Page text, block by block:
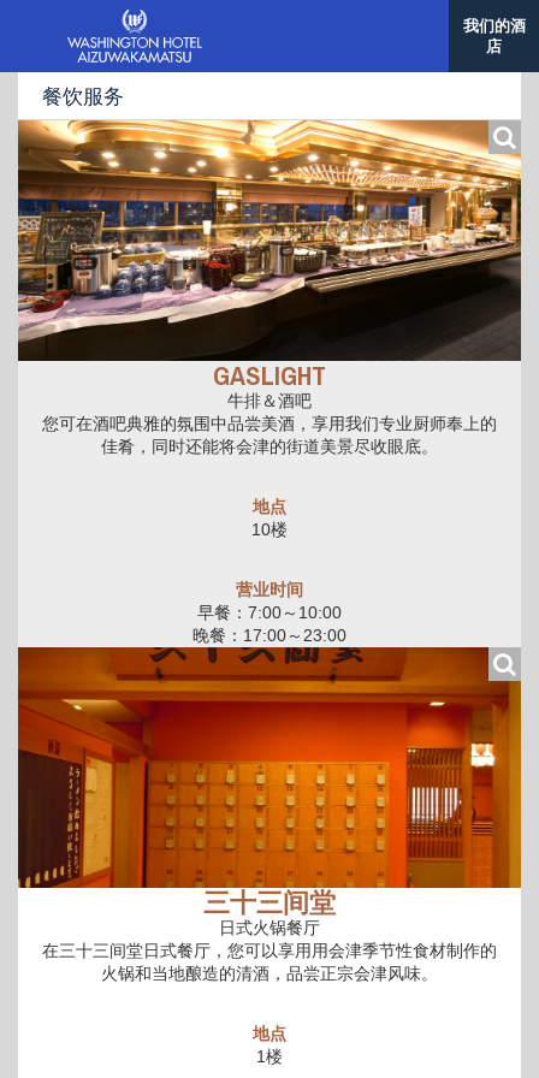
我们的酒
店
餐饮服务
GASLIGHT
牛排＆酒吧
您可在酒吧典雅的氛围中品尝美酒，享用我们专业厨师奉上的
佳肴，同时还能将会津的街道美景尽收眼底。
地点
10楼
营业时间
早餐：7:00～10:00
晚餐：17:00～23:00
三十三间堂
日式火锅餐厅
在三十三间堂日式餐厅，您可以享用用会津季节性食材制作的
火锅和当地酿造的清酒，品尝正宗会津风味。
地点
1楼